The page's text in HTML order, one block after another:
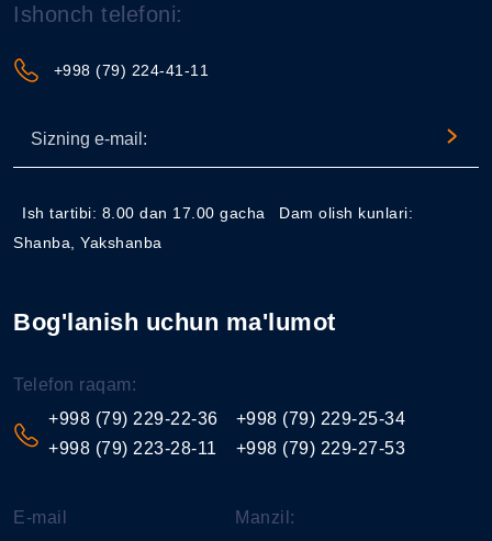
Ishonch telefoni:
+998 (79) 224-41-11
Ish tartibi: 8.00 dan 17.00 gacha
Dam olish kunlari:
Shanba, Yakshanba
Bog'lanish uchun ma'lumot
Telefon raqam:
+998 (79) 229-22-36
+998 (79) 223-28-11
+998 (79) 229-25-34
+998 (79) 229-27-53
E-mail
Manzil: